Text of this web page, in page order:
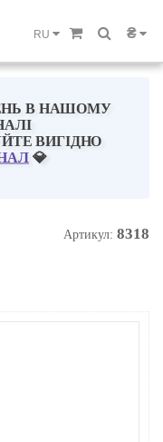
₴
RU
В НАШОМУ
ВИГІДНО
💎
Артикул: 8318